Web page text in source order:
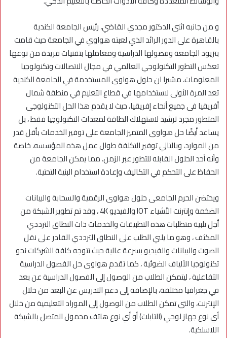
و من جانبه اثنى الدكتور مجدي القاضي، رئيس الجامعة الكندية
بالقاهرة على الدور الرائد الذي لعبته هواوي في الجامعة حيث قامت
بتزيود الجامعة وفصولها الدراسية ومعاملها بتقنيات فريدة من نوعها
تعكس التطور التكنولوجي العالمي في مجال الاتصالات وتكنولوجيا
المعلومات، مشيرا ان حلول هواوى المستخدمة في الجامعة الكندية
تعد المرة الأولى لاستخدامها في قطاع التعليم في منطقة شمال
أفريقيا فى جميع أنحاء إفريقيا، حيث لا يقدم هذا الحل التكنولوجى
المتطور مجرد ترشيد لاستهلاك الطاقة لمعدات التكنولوجيا فقط ، بل
يساعد أيضًا حل هواوى المتميز الجامعة على توفير الخدمات بأقل قدر
من الموارد، وبالتالي توفير التكلفة طوال عمل هذه المؤسسه، خاصة
وأنه أحد الحلول القابله للتطور عبر الزمن، مما يمكن الجامعة من
الحفاظ على التحكم في التكاليف وإعادة استخدام البنية التحتية.
ويحتضن الحرم الجامعى حلول هواوى الرقمية والسحابة والبيانات
الضخمة وإنترنت الأشياء IOT والفيديو 4K ، وقد تم تطوير الشبكة من
أجل تلبية متطلبات هذه التطبيقات والخدمات ذات النطاق الترددي
المكثف ، وهو ما يلبي الطلب على النطاق الترددي القادر على نقل
الصوت والبيانات والفيديو بسرعة عالية حيث تتوجه كافة الشركات نحو
تكنولوجيا الألياف الضوئية ، كما تقدم هواوى حل الفصول الدراسية
التفاعلية ، ليتمكن الطلاب من الوصول إلى الفصول الدراسية عن بعد
في جغرافيا مختلفة، بالإضافة إلى دعم التدريس عن البعد من خلال
الإنترنت، والتى تمكن الطلاب من الوصول إلى الموراد التعليمية من خلال
أي نوع جهاز لوحي (التابلت) أو أي نوع هاتف محمول المتصل بالشبكة
اللاسلكية.